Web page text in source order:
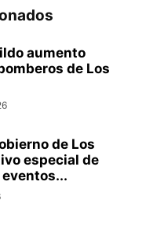
aumento
de Los
de Los
especial de